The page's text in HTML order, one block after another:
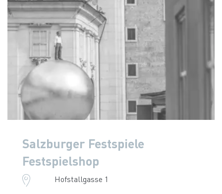
Salzburger Festspiele
Festspielshop
Hofstallgasse 1